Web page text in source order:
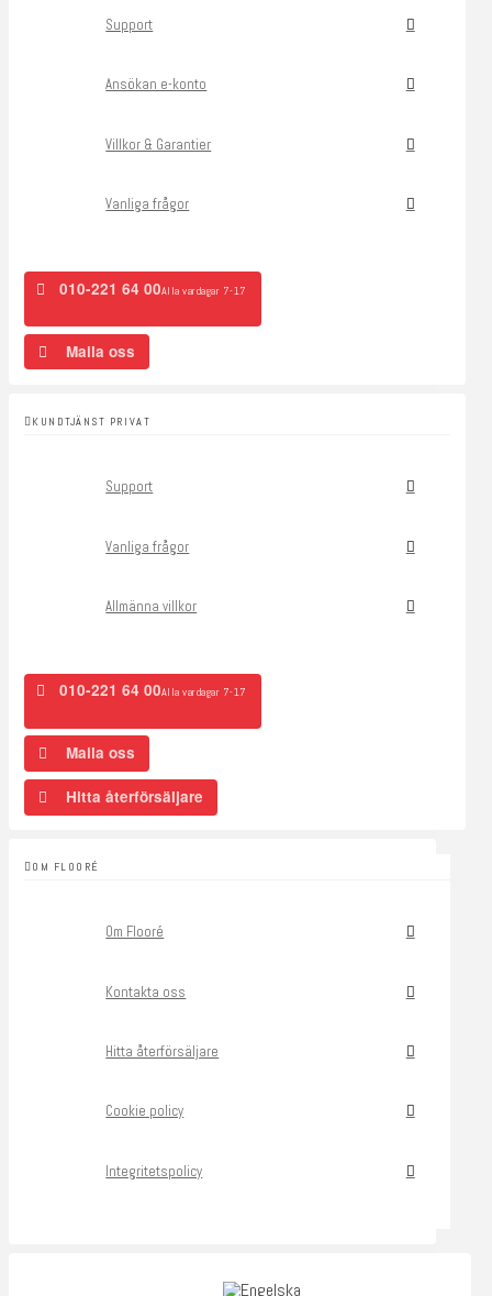
Support
Ansökan e-konto
Villkor & Garantier
Vanliga frågor
010-221 64 00Alla vardagar 7-17
Maila oss
KUNDTJÄNST PRIVAT
Support
Vanliga frågor
Allmänna villkor
010-221 64 00Alla vardagar 7-17
Maila oss
Hitta återförsäljare
OM FLOORÉ
Om Flooré
Kontakta oss
Hitta återförsäljare
Cookie policy
Integritetspolicy